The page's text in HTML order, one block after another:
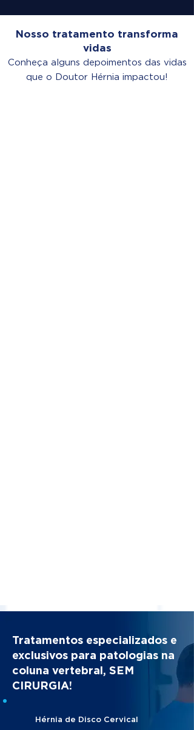
Nosso tratamento transforma
vidas
Conheça alguns depoimentos das vidas
que o Doutor Hérnia impactou!
Tratamentos especializados e
exclusivos para patologias na
coluna vertebral, SEM
CIRURGIA!
Hérnia de Disco Cervical